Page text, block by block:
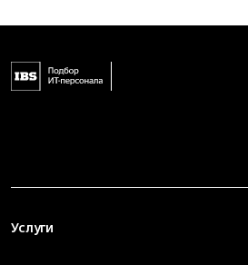
Услуги